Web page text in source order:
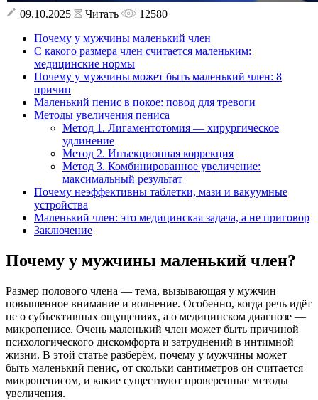
09.10.2025 Читать
12580
Почему у мужчины маленький член
С какого размера член считается маленьким:
медицинские нормы
Почему у мужчины может быть маленький член: 8
причин
Маленький пенис в покое: повод для тревоги
Методы увеличения пениса
Метод 1. Лигаментотомия — хирургическое
удлинение
Метод 2. Инъекционная коррекция
Метод 3. Комбинированное увеличение:
максимальный результат
Почему неэффективны таблетки, мази и вакуумные
устройства
Маленький член: это медицинская задача, а не приговор
Заключение
Почему у мужчины маленький член?
Размер полового члена — тема, вызывающая у мужчин
повышенное внимание и волнение. Особенно, когда речь идёт
не о субъективных ощущениях, а о медицинском диагнозе —
микропенисе. Очень маленький член может быть причиной
психологического дискомфорта и затруднений в интимной
жизни. В этой статье разберём, почему у мужчины может
быть маленький пенис, от скольки сантиметров он считается
микропенисом, и какие существуют проверенные методы
увеличения.